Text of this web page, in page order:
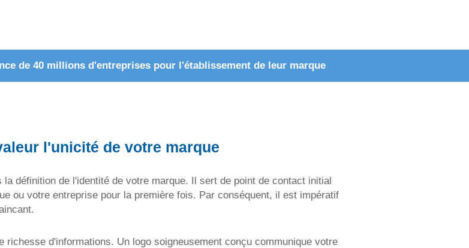
de 40 millions d'entreprises pour l'établissement de leur marque
l'unicité de votre marque
définition de l'identité de votre marque. Il sert de point de contact initial
ou votre entreprise pour la première fois. Par conséquent, il est impératif
richesse d'informations. Un logo soigneusement conçu communique votre